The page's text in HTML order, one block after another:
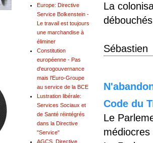
La
Sébastien
Code du
Le
Europe: Directive
Service Bolkenstein -
Le travail est toujours
une marchandise à
éliminer
Constitution
européenne - Pas
d'eurogouvernance
mais l'Euro-Groupe
au service de la BCE
Lustration libérale:
Services Sociaux et
de Santé réintégrés
dans la Directive
"Service"
AGCS, Directive